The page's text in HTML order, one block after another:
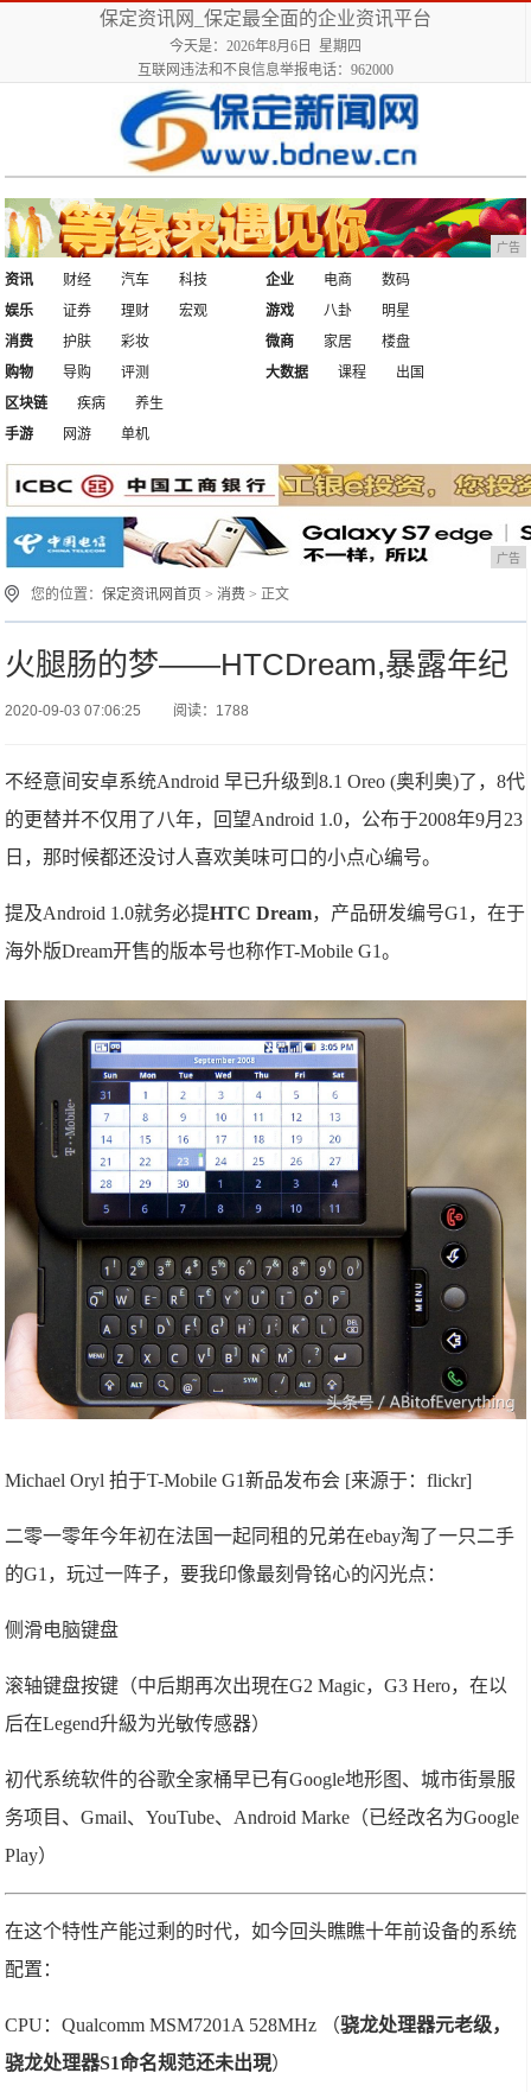
保定资讯网_保定最全面的企业资讯平台
今天是：2026年8月6日 星期四
互联网违法和不良信息举报电话：962000
广告
资讯 财经 汽车
科技
娱乐
证券 理财 宏观
企业 电商
数码
游戏
八卦
明星
消费
护肤
彩妆
购物
导购 评测
微商 家居
楼盘
大数据
课程
出国
区块链
疾病
养生
手游
网游 单机
广告
您的位置：保定资讯网首页 >消费 > 正文
火腿肠的梦——HTCDream,暴露年纪
2020-09-03 07:06:25 阅读：1788
不经意间安卓系统Android 早已升级到8.1 Oreo (奥利奥)了，8代
的更替并不仅用了八年，回望Android 1.0，公布于2008年9月23
日，那时候都还没讨人喜欢美味可口的小点心编号。
提及Android 1.0就务必提HTC Dream，产品研发编号G1，在于
海外版Dream开售的版本号也称作T-Mobile G1。
Michael Oryl 拍于T-Mobile G1新品发布会 [来源于：flickr]
二零一零年今年初在法国一起同租的兄弟在ebay淘了一只二手
的G1，玩过一阵子，要我印像最刻骨铭心的闪光点：
侧滑电脑键盘
滚轴键盘按键（中后期再次出現在G2 Magic，G3 Hero，在以
后在Legend升級为光敏传感器）
初代系统软件的谷歌全家桶早已有Google地形图、城市街景服
务项目、Gmail、YouTube、Android Marke（已经改名为Google
Play）
在这个特性产能过剩的时代，如今回头瞧瞧十年前设备的系统
配置：
CPU：Qualcomm MSM7201A 528MHz （骁龙处理器元老级，
骁龙处理器S1命名规范还未出現）